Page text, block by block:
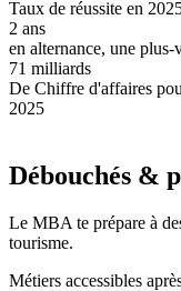
Taux de réussite en
2 ans
en alternance, une
71 milliards
De Chiffre d'affaires
2025
Débouchés &
Le MBA te prépare à
tourisme.
Métiers accessibles